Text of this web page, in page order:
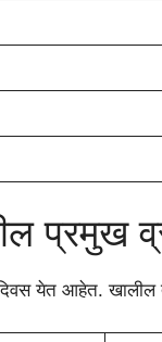
प्रमुख
येत आहेत. खालील